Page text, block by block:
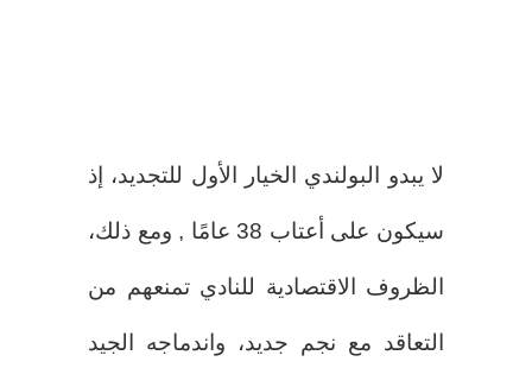
لا يبدو البولندي الخيار الأول للتجديد، إذ
سيكون على أعتاب 38 عامًا , ومع ذلك،
الظروف الاقتصادية للنادي تمنعهم من
التعاقد مع نجم جديد، واندماجه الجيد